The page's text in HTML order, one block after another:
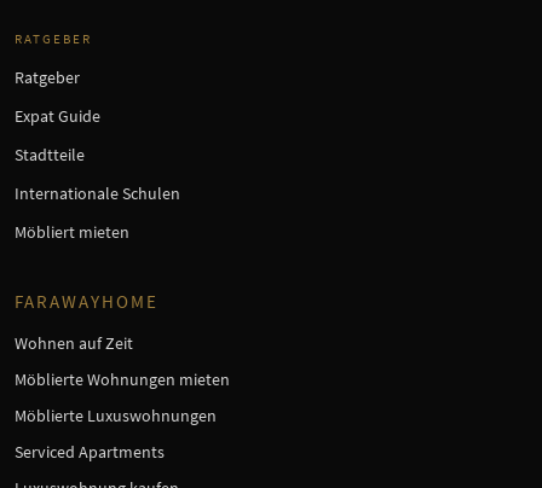
RATGEBER
Ratgeber
Expat Guide
Stadtteile
Internationale Schulen
Möbliert mieten
FARAWAYHOME
Wohnen auf Zeit
Möblierte Wohnungen mieten
Möblierte Luxuswohnungen
Serviced Apartments